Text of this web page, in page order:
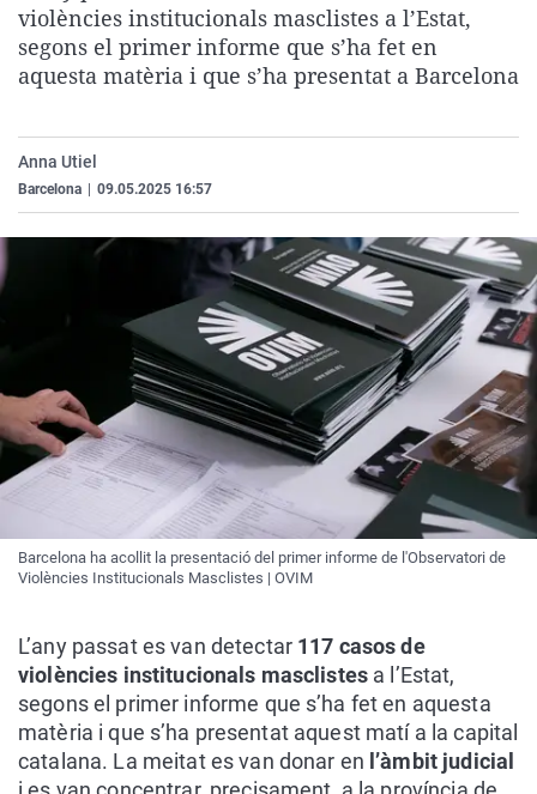
La rosa de los vientos
Gente viajera
Caso
Retornados
Operación Viuda
Extremadura
Galicia
Navarra
Virales
Televisión
violències institucionals masclistes a l’Estat,
segons el primer informe que s’ha fet en
aquesta matèria i que s’ha presentat a Barcelona
Anna Utiel
Barcelona 09.05.2025 16:57
Barcelona ha acollit la presentació del primer informe de l'Observatori de
Violències Institucionals Masclistes | OVIM
L’any passat es van detectar 117 casos de
violències institucionals masclistes a l’Estat,
segons el primer informe que s’ha fet en aquesta
matèria i que s’ha presentat aquest matí a la capital
catalana. La meitat es van donar en l’àmbit judicial